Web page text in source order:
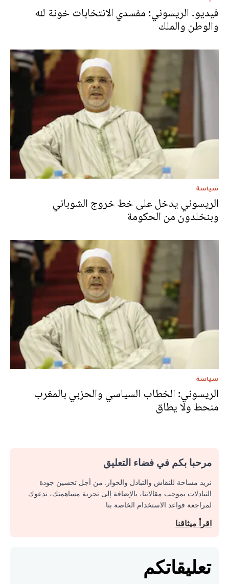
فيديو. الريسوني: مفسدي الانتخابات خونة لله
والوطن والملك
سياسة
الريسوني يدخل على خط خروج الشوباني
وبنخلدون من الحكومة
سياسة
الريسوني: الخطاب السياسي والحزبي بالمغرب
منحط ولا يطاق
مرحبا بكم في فضاء التعليق
نريد مساحة للنقاش والتبادل والحوار. من أجل تحسين جودة
التبادلات بموجب مقالاتنا، بالإضافة إلى تجربة مساهمتك، ندعوك
لمراجعة قواعد الاستخدام الخاصة بنا.
اقرأ ميثاقنا
تعليقاتكم